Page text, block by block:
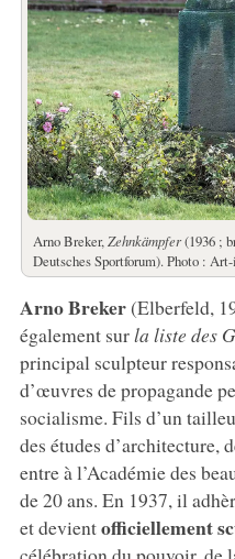
Arno Breker,Zehnkämpfer(1936 ;
Deutsches Sportforum). Photo :
Arno Breker(Elberfeld,
également surla liste des
principal sculpteur
d’œuvres de propagande
socialisme. Fils d’un
des études d’architecture,
entre à l’Académie des
de 20 ans. En 1937, il
et devientofficiellement